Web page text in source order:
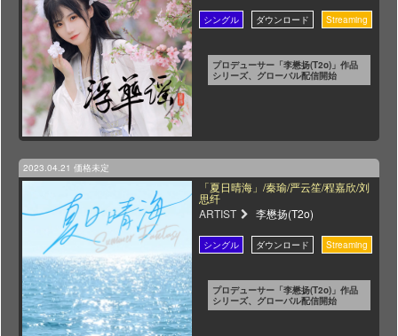
プロデューサー「李懋扬(T2o)」作品
シリーズ、グローバル配信開始
2023.04.21 価格未定
「夏日晴海」/秦瑜/严云笙/程嘉欣/刘
思纤
ARTIST
李懋扬(T2o)
プロデューサー「李懋扬(T2o)」作品
シリーズ、グローバル配信開始